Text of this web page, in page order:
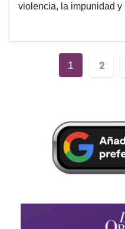
violencia, la impunidad y
1 2